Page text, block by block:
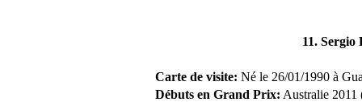
11. Sergio
Carte de visite: Né le 26/01/1990 à
Débuts en Grand Prix: Australie 2011